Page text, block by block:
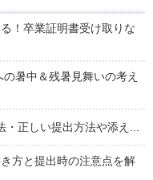
！卒業証明書受け取りな
暑中＆残暑見舞いの考え
・正しい提出方法や添え...
方と提出時の注意点を解